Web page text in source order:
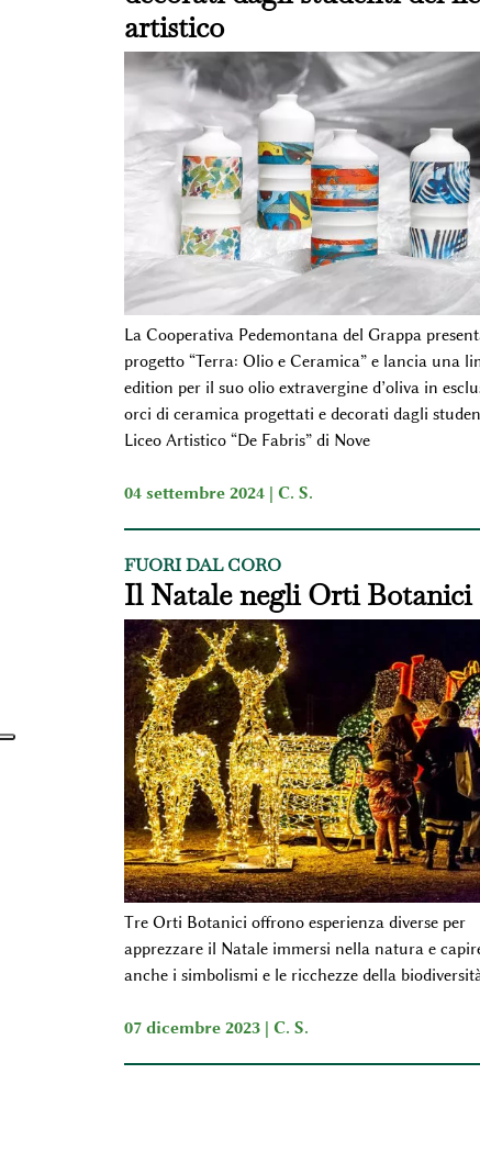
artistico
La Cooperativa Pedemontana del Grappa
progetto “Terra: Olio e Ceramica” e lancia una
edition per il suo olio extravergine d’oliva in
orci di ceramica progettati e decorati dagli
Liceo Artistico “De Fabris” di Nove
04 settembre 2024 | C. S.
FUORI DAL CORO
Il Natale negli Orti Botanici
Tre Orti Botanici offrono esperienza diverse per
apprezzare il Natale immersi nella natura e
anche i simbolismi e le ricchezze della
07 dicembre 2023 | C. S.